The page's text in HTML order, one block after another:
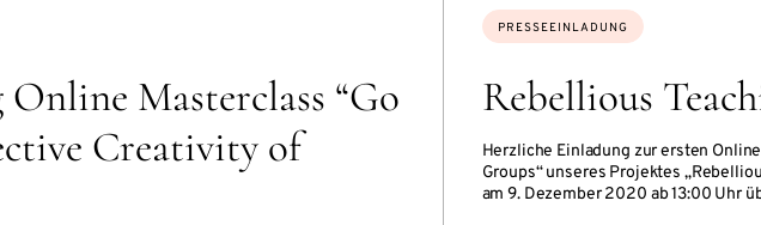
Masterclass “Go
Creativity of
Rebellious
Herzliche Einladung zur ersten
Groups“ unseres Projektes
am 9. Dezember 2020 ab 13:00 Uhr
Themen:
PRESSEEINLADUNG